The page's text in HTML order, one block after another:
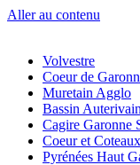
Aller au contenu
Volvestre
Coeur de
Muretain Agglo
Bassin
Cagire Garonne
Coeur et
Pyrénées Haut